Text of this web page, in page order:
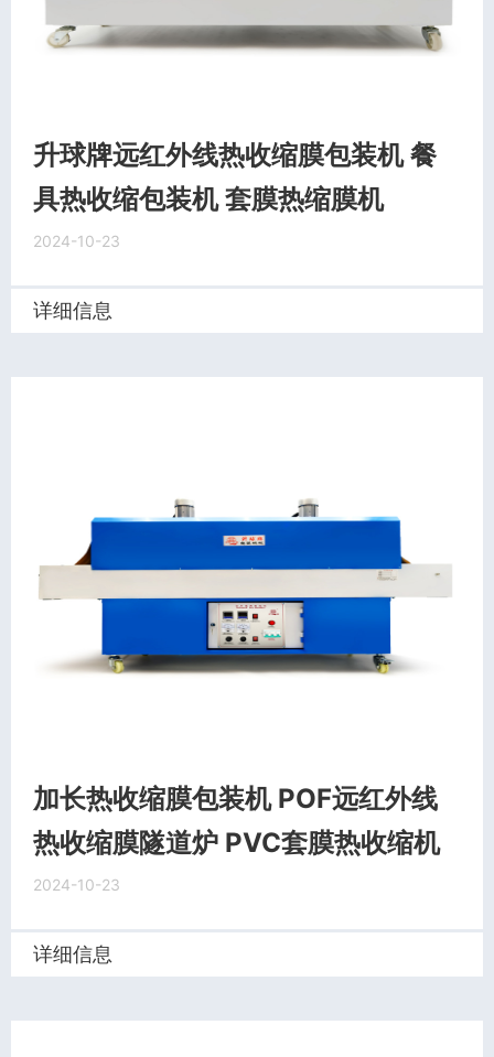
升球牌远红外线热收缩膜包装机 餐
具热收缩包装机 套膜热缩膜机
2024-10-23
详细信息
加长热收缩膜包装机 POF远红外线
热收缩膜隧道炉 PVC套膜热收缩机
2024-10-23
详细信息